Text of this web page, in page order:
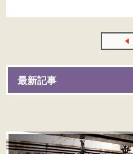
最新記事